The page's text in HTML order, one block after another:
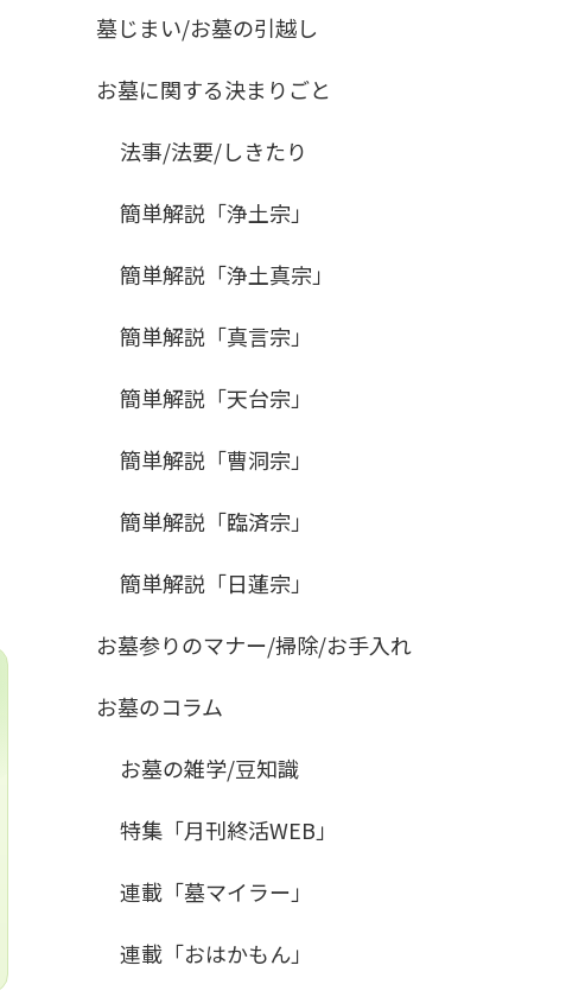
墓じまい/お墓の引越し
お墓に関する決まりごと
法事/法要/しきたり
簡単解説「浄土宗」
簡単解説「浄土真宗」
簡単解説「真言宗」
簡単解説「天台宗」
簡単解説「曹洞宗」
簡単解説「臨済宗」
簡単解説「日蓮宗」
お墓参りのマナー/掃除/お手入れ
お墓のコラム
お墓の雑学/豆知識
特集「月刊終活WEB」
連載「墓マイラー」
連載「おはかもん」